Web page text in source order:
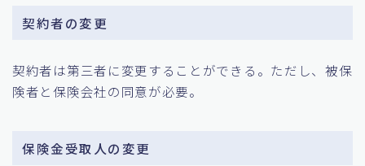
契約者の変更
契約者は第三者に変更することができる。ただし、被保
険者と保険会社の同意が必要。
保険金受取人の変更